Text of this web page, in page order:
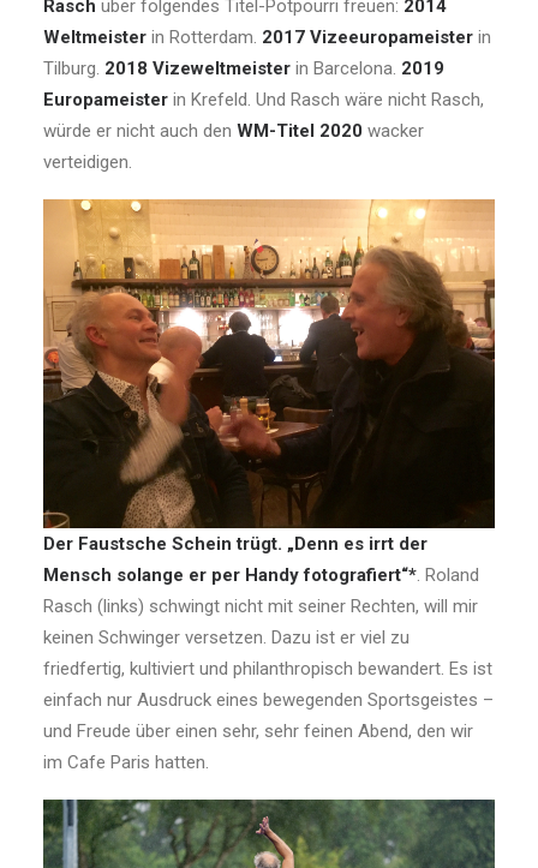
Rasch über folgendes Titel-Potpourri freuen: 2014
Weltmeister in Rotterdam. 2017 Vizeeuropameister in
Tilburg. 2018 Vizeweltmeister in Barcelona. 2019
Europameister in Krefeld. Und Rasch wäre nicht Rasch,
würde er nicht auch den WM-Titel 2020 wacker
verteidigen.
Der Faustsche Schein trügt. „Denn es irrt der
Mensch solange er per Handy fotografiert“* . Roland
Rasch (links) schwingt nicht mit seiner Rechten, will mir
keinen Schwinger versetzen. Dazu ist er viel zu
friedfertig, kultiviert und philanthropisch bewandert. Es ist
einfach nur Ausdruck eines bewegenden Sportsgeistes –
und Freude über einen sehr, sehr feinen Abend, den wir
im Cafe Paris hatten.